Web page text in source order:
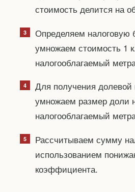
стоимость делится на
Определяем налоговую
умножаем стоимость 1
налогооблагаемый
Для получения долевой
умножаем размер доли
налогооблагаемый
Рассчитываем сумму
использованием
коэффициента.